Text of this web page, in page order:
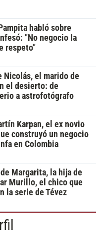
habló sobre
"No negocio la
respeto"
Nicolás, el marido de
el desierto: de
a astrofotógrafo
Karpan, el ex novio
construyó un negocio
en Colombia
Margarita, la hija de
Murillo, el chico que
la serie de Tévez